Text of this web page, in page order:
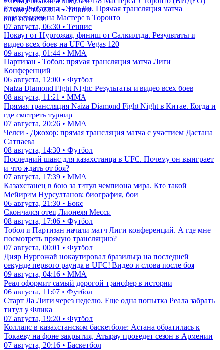
07 августа, 23:14 • Теннис
еще новости
Елена Рыбакина - Энн Ли. Прямая трансляция матча
казахстанки на Мастерс в Торонто
07 августа, 06:30 • Теннис
Нокаут от Нургожая, финиш от Салкиллда. Результаты и
видео всех боев на UFC Vegas 120
09 августа, 01:44 • ММА
Партизан - Тобол: прямая трансляция матча Лиги
Конференций
06 августа, 12:00 • Футбол
Naiza Diamond Fight Night: Результаты и видео всех боев
08 августа, 11:21 • ММА
Прямая трансляция Naiza Diamond Fight Night в Китае. Когда и
где смотреть турнир
07 августа, 20:26 • ММА
Челси - Джохор: прямая трансляция матча с участием Дастана
Сатпаева
08 августа, 14:30 • Футбол
Последний шанс для казахстанца в UFC. Почему он выиграет
и что ждать от боя?
07 августа, 17:39 • ММА
Казахстанец в бою за титул чемпиона мира. Кто такой
Мейирим Нурсултанов: биография, бои
06 августа, 21:30 • Бокс
Скончался отец Лионеля Месси
08 августа, 17:06 • Футбол
Тобол и Партизан начали матч Лиги конференций. А где мне
посмотреть прямую трансляцию?
07 августа, 00:01 • Футбол
Дияр Нургожай нокаутировал бразильца на последней
секунде первого раунда в UFC! Видео и слова после боя
09 августа, 04:16 • ММА
Реал оформит самый дорогой трансфер в истории
06 августа, 11:07 • Футбол
Старт Ла Лиги через неделю. Еще одна попытка Реала забрать
титул у Флика
07 августа, 19:20 • Футбол
Коллапс в казахстанском баскетболе: Астана обратилась к
Токаеву на фоне закрытия, Атырау проведет сезон в Армении
07 августа, 20:16 • Баскетбол